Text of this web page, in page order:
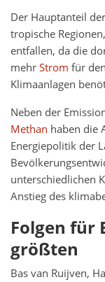
Der Hauptanteil
tropische Regionen,
entfallen, da die
mehrStrom für
Klimaanlagen
Neben der
Methan haben die
Energiepolitik der
unterschiedlichen
Anstieg des
Folgen für
größten
Bas van Ruijven,